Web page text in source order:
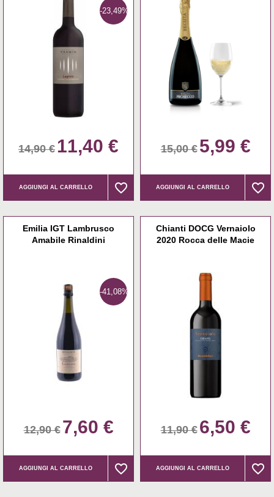
-23,49%
14,90 € 11,40 €
AGGIUNGI AL CARRELLO favorite_border
favorite_border
15,00 € 5,99 €
AGGIUNGI AL CARRELLO favorite_border
favorite_border
Emilia IGT Lambrusco
Amabile Rinaldini
-41,08%
12,90 € 7,60 €
AGGIUNGI AL CARRELLO favorite_border
favorite_border
Chianti DOCG Vernaiolo
2020 Rocca delle Macie
11,90 € 6,50 €
AGGIUNGI AL CARRELLO favorite_border
favorite_border